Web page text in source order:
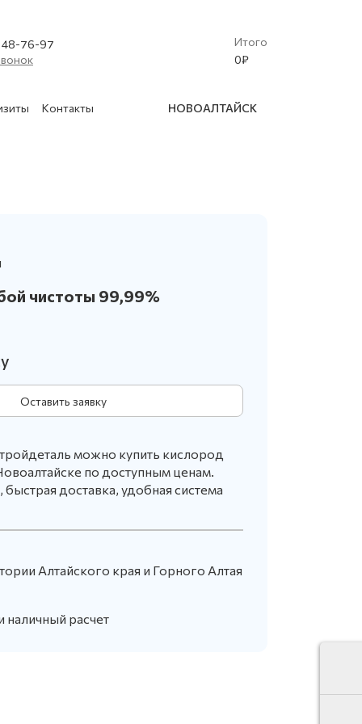
48-76-97
Итого
0₽
техники
Контакты НОВОАЛТАЙСК
чистоты 99,99%
Оставить заявку
можно купить кислород
по доступным ценам.
доставка, удобная система
Алтайского края и Горного Алтая
наличный расчет